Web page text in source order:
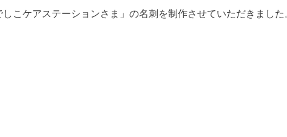
こケアステーションさま」の名刺を制作させていただきました